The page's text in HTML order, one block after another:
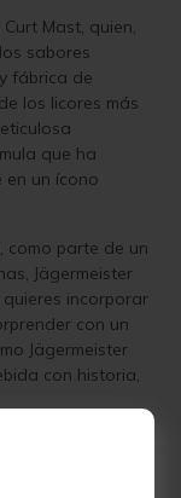
Mast, quien,
sabores
fábrica de
los licores más
que ha
un ícono
como parte de un
Jägermeister
incorporar
con un
Jägermeister
con historia,